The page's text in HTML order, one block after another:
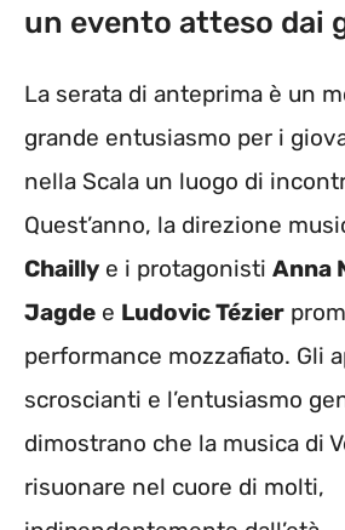
un evento atteso dai
La serata di anteprima è un
grande entusiasmo per i
nella Scala un luogo di
Quest’anno, la direzione
Chailly e i protagonisti Anna
Jagde e Ludovic Tézier
performance mozzafiato. Gli
scroscianti e l’entusiasmo
dimostrano che la musica di
risuonare nel cuore di molti,